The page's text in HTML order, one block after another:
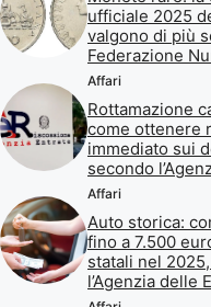
ufficiale 2025
valgono di più
Federazione
Affari
Rottamazione
come ottenere
immediato sui
secondo
Affari
Auto storica:
fino a 7.500
statali nel
l’Agenzia delle